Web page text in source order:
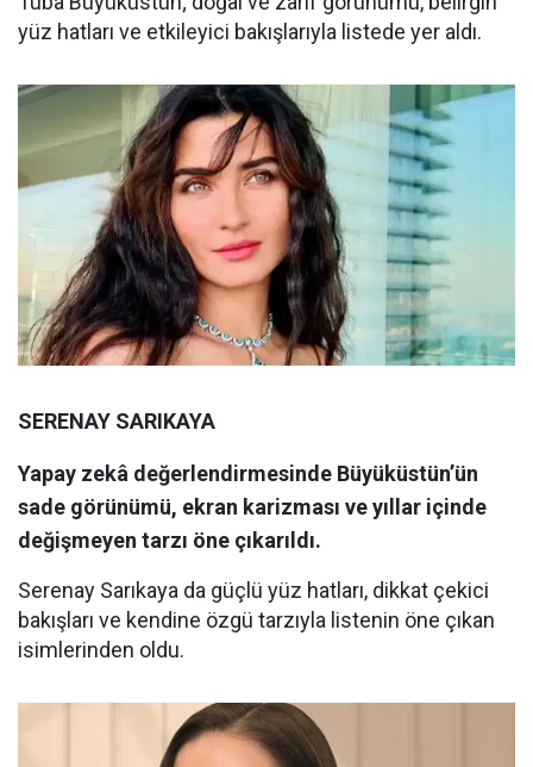
yüz hatları ve etkileyici bakışlarıyla listede yer aldı.
SERENAY SARIKAYA
Yapay zekâ değerlendirmesinde Büyüküstün’ün
sade görünümü, ekran karizması ve yıllar içinde
değişmeyen tarzı öne çıkarıldı.
Serenay Sarıkaya da güçlü yüz hatları, dikkat çekici
bakışları ve kendine özgü tarzıyla listenin öne çıkan
isimlerinden oldu.